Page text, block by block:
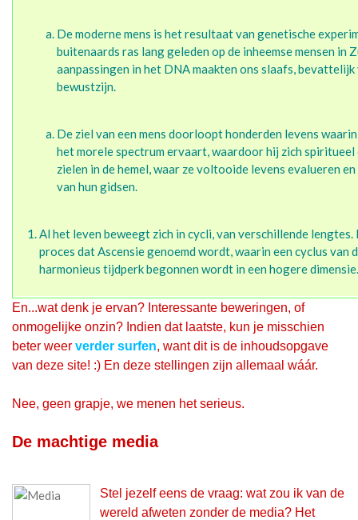
De moderne mens is het resultaat van genetische
buitenaards ras lang geleden op de inheemse mensen
aanpassingen in het DNA maakten ons slaafs,
bewustzijn.
De ziel van een mens doorloopt honderden levens
het morele spectrum ervaart, waardoor hij zich
zielen in de hemel, waar ze voltooide levens evalueren
van hun gidsen.
Al het leven beweegt zich in cycli, van verschillende
proces dat Ascensie genoemd wordt, waarin een cyclus
harmonieus tijdperk begonnen wordt in een hogere dimensie.
En...wat denk je ervan? Interessante beweringen, of
onmogelijke onzin? Indien dat laatste, kun je misschien
beter weer verder surfen, want dit is de inhoudsopgave
van deze site! :) En deze stellingen zijn allemaal wáár.
Nee, geen grapje, we menen het serieus.
De machtige media
Stel jezelf eens de vraag: wat zou ik van de
wereld afweten zonder de media? Het